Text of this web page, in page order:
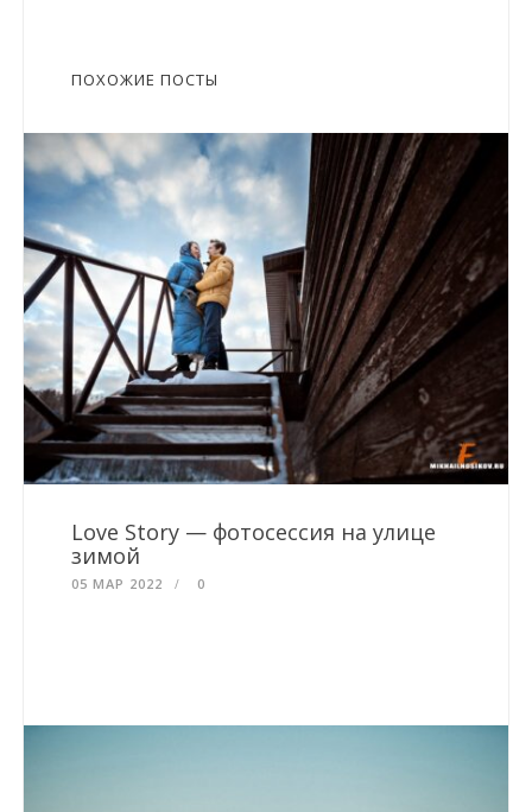
ПОХОЖИЕ ПОСТЫ
Love Story — фотосессия на улице
зимой
05 МАР 2022 0